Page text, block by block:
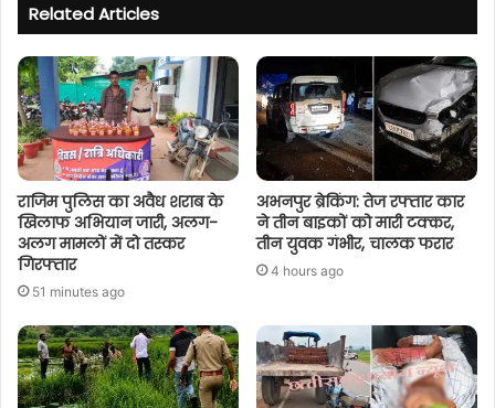
Related Articles
राजिम पुलिस का अवैध शराब के
खिलाफ अभियान जारी, अलग-
अलग मामलों में दो तस्कर
गिरफ्तार
51 minutes ago
अभनपुर ब्रेकिंग: तेज रफ्तार कार
ने तीन बाइकों को मारी टक्कर,
तीन युवक गंभीर, चालक फरार
4 hours ago